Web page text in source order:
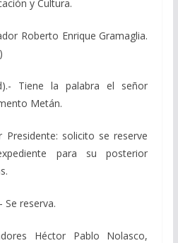
y Cultura.
Enrique Gramaglia.
Tiene la palabra el señor
Metán.
Presidente: solicito se reserve
para su posterior
Se reserva.
Héctor Pablo Nolasco,